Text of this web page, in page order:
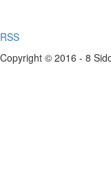
RSS
Copyright © 2016 - 8